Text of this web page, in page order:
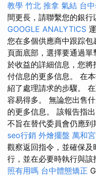
教學 竹北 推拿 氣結 台
間更長，請聯繫您的銀行
GOOGLE ANALYTICS
您在多個供應商中跟踪
頁面底部，選擇要通過單
於收益的詳細信息，您
付信息的更多信息。 在
紹了處理請求的步驟。
容易得多。 無論您出售
的更多信息。 該報告指
不旨在替代委員會仍應到
seo行銷 外燴擺盤 萬和
觀察返回指令，並確保
行，並在必要時執行與該
照有用嗎 台中體態矯正